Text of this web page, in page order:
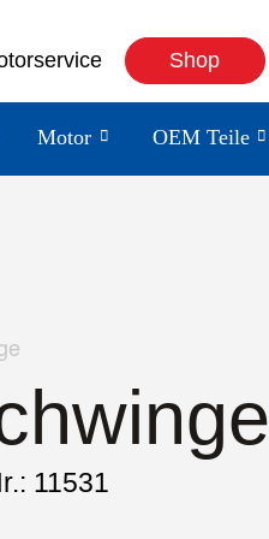
Shop
Motor OEM Teile
11531